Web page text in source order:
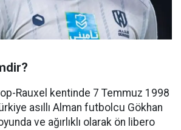
Rauxel kentinde 7 Temmuz 1998
asıllı Alman futbolcu Gökhan
ve ağırlıklı olarak ön libero